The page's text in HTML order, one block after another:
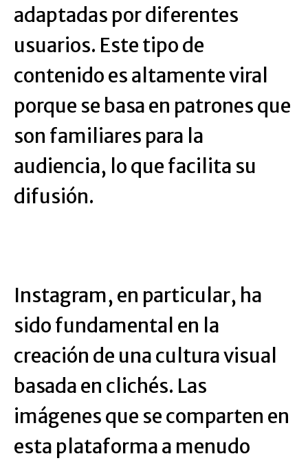
adaptadas por diferentes
usuarios. Este tipo de
contenido es altamente viral
porque se basa en patrones que
son familiares para la
audiencia, lo que facilita su
difusión.
Instagram, en particular, ha
sido fundamental en la
creación de una cultura visual
basada en clichés. Las
imágenes que se comparten en
esta plataforma a menudo